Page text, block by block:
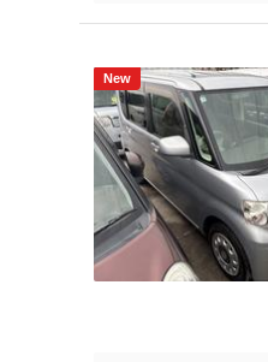
New